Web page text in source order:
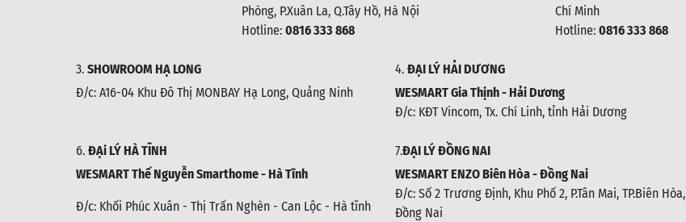
Phòng, P.Xuân La, Q.Tây Hồ, Hà Nội
Hotline: 0816 333 868
Chí Minh
Hotline: 0816 333 868
3. SHOWROOM HẠ LONG
Đ/c: A16-04 Khu Đô Thị MONBAY Hạ Long, Quảng Ninh
4.ĐẠI LÝ HẢI DƯƠNG
WESMART Gia Thịnh - Hải Dương
Đ/c: KĐT Vincom, Tx. Chí Linh, tỉnh Hải Dương
6. ĐẠi LÝ HÀ TĨNH
WESMART Thế Nguyễn Smarthome - Hà Tĩnh
Đ/c: Khối Phúc Xuân - Thị Trấn Nghèn - Can Lộc - Hà tĩnh
7.ĐẠI LÝ ĐỒNG NAI
WESMART ENZO Biên Hòa - Đồng Nai
Đ/c:Số 2 Trương Định, Khu Phố 2, P.Tân Mai, TP.Biên Hòa,
Đồng Nai